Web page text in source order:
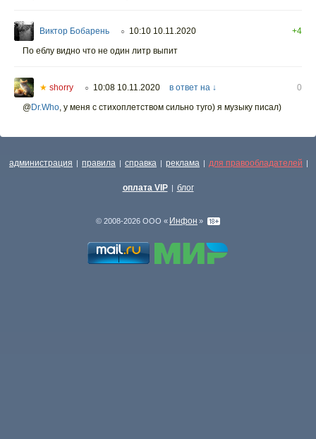
Виктор Бобарень ○ 10:10 10.11.2020
+4
По еблу видно что не один литр выпит
★ shorry ○ 10:08 10.11.2020 в ответ на ↓
0
@Dr.Who, у меня с стихоплетством сильно туго) я музыку писал)
администрация | правила | справка | реклама | для правообладателей |
оплата VIP | блог
© 2008-2026 ООО « Инфон »